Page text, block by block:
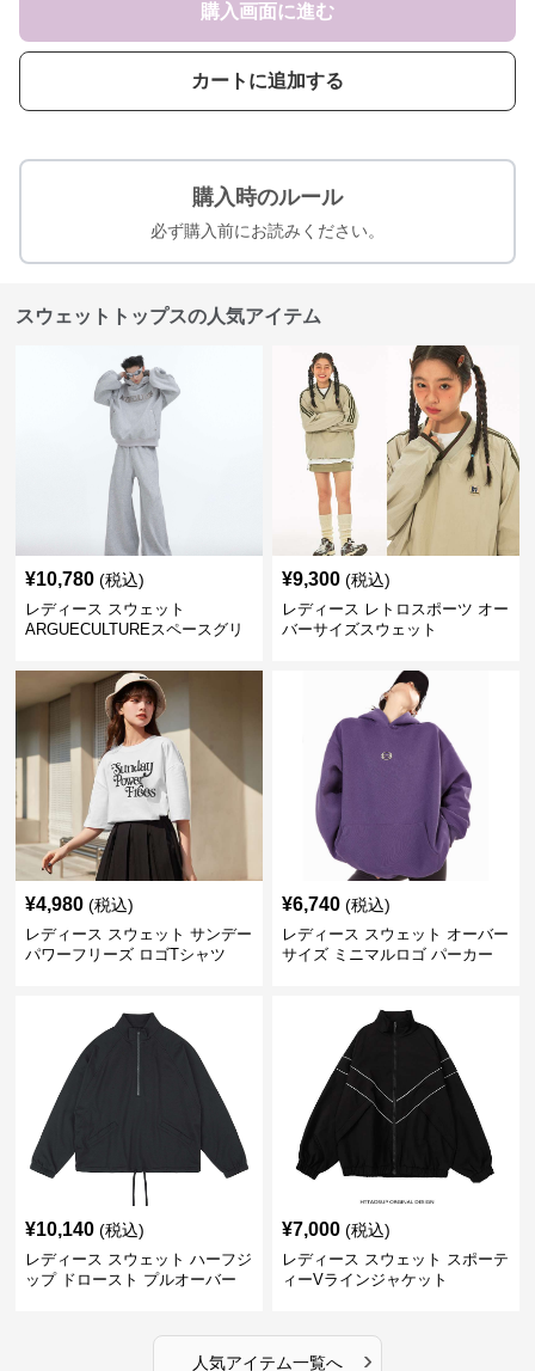
購入画面に進む
カートに追加する
購入時のルール
必ず購入前にお読みください。
スウェットトップスの人気アイテム
¥10,780 (税込)
レディース スウェット
ARGUECULTUREスペースグリ
¥9,300 (税込)
レディース レトロスポーツ オー
バーサイズスウェット
¥4,980 (税込)
レディース スウェット サンデー
パワーフリーズ ロゴTシャツ
¥6,740 (税込)
レディース スウェット オーバー
サイズ ミニマルロゴ パーカー
¥10,140 (税込)
レディース スウェット ハーフジ
ップ ドロースト プルオーバー
¥7,000 (税込)
レディース スウェット スポーテ
ィーVラインジャケット
人気アイテム一覧へ ›